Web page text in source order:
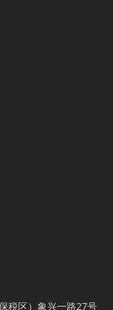
税区）象兴一路27号